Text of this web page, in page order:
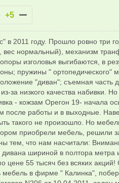
+5
в 2011 году. Прошло ровно три
вес нормальный), механизм
изголовья выгибаются, в
пружины " ортопедического"
"диван"; съемная часть
за низкого качества набивки.
- кожзам Орегон 19- начала
после работы и в выходные.
такого не произошло. Но
приобрели мебель, решили
тем, что нам насчитали:
шириной в полтора метра
цене 55 тысяч без всяких акций!
в фирме " Калинка",